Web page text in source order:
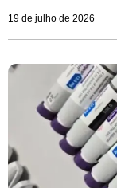
19 de julho de 2026